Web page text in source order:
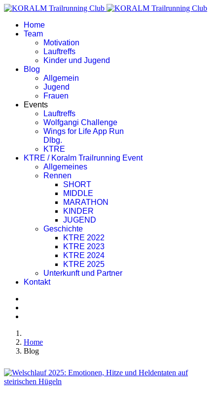
Home
Team
Motivation
Lauftreffs
Kinder und Jugend
Blog
Allgemein
Jugend
Frauen
Events
Lauftreffs
Wolfgangi Challenge
Wings for Life App Run
Dlbg.
KTRE
KTRE / Koralm Trailrunning Event
Allgemeines
Rennen
SHORT
MIDDLE
MARATHON
KINDER
JUGEND
Geschichte
KTRE 2022
KTRE 2023
KTRE 2024
KTRE 2025
Unterkunft und Partner
Kontakt
Home
Blog